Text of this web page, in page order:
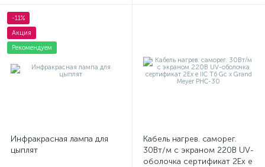
-11%
Акция
Рекомендуем
Инфракрасная лампа для
цыплят
Кабель нагрев. саморег.
30Вт/м с экраном 220В UV-
оболочка сертификат 2Ex e